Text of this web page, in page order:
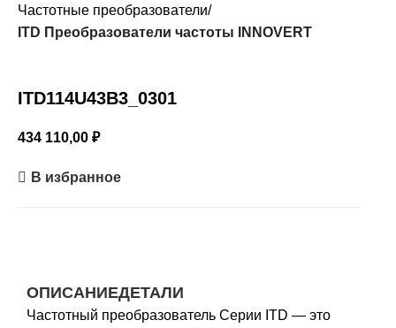
Частотные преобразователи
ITD Преобразователи частоты INNOVERT
ITD114U43B3_0301
434 110,00 ₽
В избранное
ОПИСАНИЕДЕТАЛИ
Частотный преобразователь Серии ITD — это